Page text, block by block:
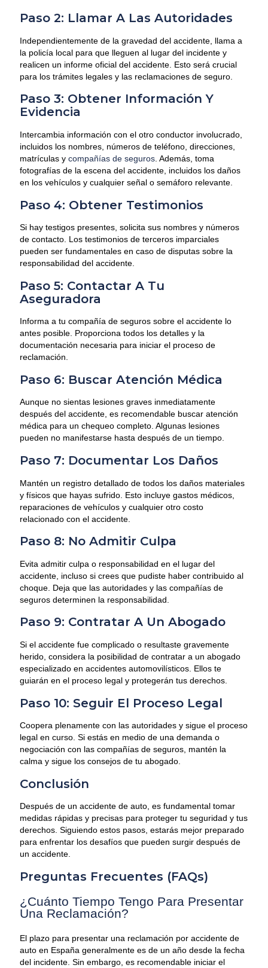
Paso 2: Llamar A Las Autoridades
Independientemente de la gravedad del accidente, llama a
la policía local para que lleguen al lugar del incidente y
realicen un informe oficial del accidente. Esto será crucial
para los trámites legales y las reclamaciones de seguro.
Paso 3: Obtener Información Y
Evidencia
Intercambia información con el otro conductor involucrado,
incluidos los nombres, números de teléfono, direcciones,
matrículas y compañías de seguros . Además, toma
fotografías de la escena del accidente, incluidos los daños
en los vehículos y cualquier señal o semáforo relevante.
Paso 4: Obtener Testimonios
Si hay testigos presentes, solicita sus nombres y números
de contacto. Los testimonios de terceros imparciales
pueden ser fundamentales en caso de disputas sobre la
responsabilidad del accidente.
Paso 5: Contactar A Tu
Aseguradora
Informa a tu compañía de seguros sobre el accidente lo
antes posible. Proporciona todos los detalles y la
documentación necesaria para iniciar el proceso de
reclamación.
Paso 6: Buscar Atención Médica
Aunque no sientas lesiones graves inmediatamente
después del accidente, es recomendable buscar atención
médica para un chequeo completo. Algunas lesiones
pueden no manifestarse hasta después de un tiempo.
Paso 7: Documentar Los Daños
Mantén un registro detallado de todos los daños materiales
y físicos que hayas sufrido. Esto incluye gastos médicos,
reparaciones de vehículos y cualquier otro costo
relacionado con el accidente.
Paso 8: No Admitir Culpa
Evita admitir culpa o responsabilidad en el lugar del
accidente, incluso si crees que pudiste haber contribuido al
choque. Deja que las autoridades y las compañías de
seguros determinen la responsabilidad.
Paso 9: Contratar A Un Abogado
Si el accidente fue complicado o resultaste gravemente
herido, considera la posibilidad de contratar a un abogado
especializado en accidentes automovilísticos. Ellos te
guiarán en el proceso legal y protegerán tus derechos.
Paso 10: Seguir El Proceso Legal
Coopera plenamente con las autoridades y sigue el proceso
legal en curso. Si estás en medio de una demanda o
negociación con las compañías de seguros, mantén la
calma y sigue los consejos de tu abogado.
Conclusión
Después de un accidente de auto, es fundamental tomar
medidas rápidas y precisas para proteger tu seguridad y tus
derechos. Siguiendo estos pasos, estarás mejor preparado
para enfrentar los desafíos que pueden surgir después de
un accidente.
Preguntas Frecuentes (FAQs)
¿Cuánto Tiempo Tengo Para Presentar
Una Reclamación?
El plazo para presentar una reclamación por accidente de
auto en España generalmente es de un año desde la fecha
del incidente. Sin embargo, es recomendable iniciar el